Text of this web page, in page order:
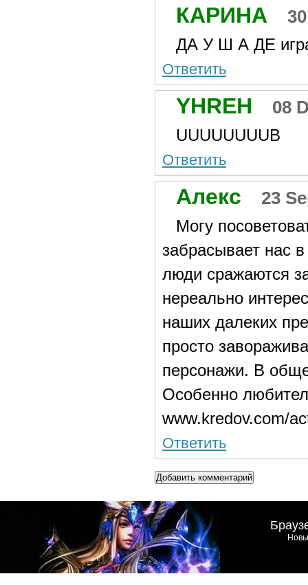
КАРИНА
ДА У Ш А ДЕ
Ответить
YHREH 08
UUUUUUUUB
Ответить
Алекс 23
Могу
забрасывает нас
люди сражаются
нереально
наших далеких
просто
персонажи. В
Особенно
www.kredov.com/
Ответить
Добавить комментарий